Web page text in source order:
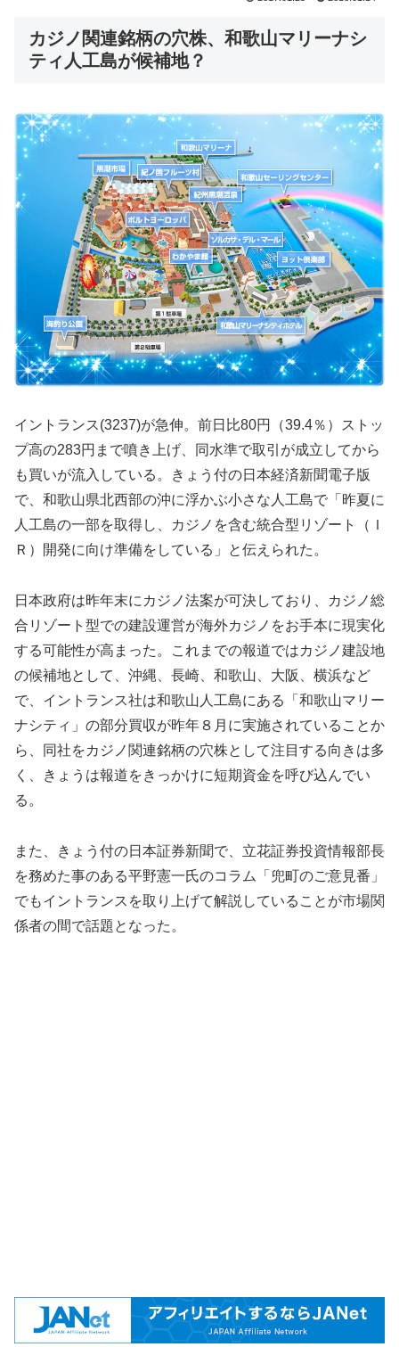
カジノ関連銘柄の穴株、和歌山マリーナシ
ティ人工島が候補地？
イントランス(3237)が急伸。前日比80円（39.4％）ストッ
プ高の283円まで噴き上げ、同水準で取引が成立してから
も買いが流入している。きょう付の日本経済新聞電子版
で、和歌山県北西部の沖に浮かぶ小さな人工島で「昨夏に
人工島の一部を取得し、カジノを含む統合型リゾート（Ｉ
Ｒ）開発に向け準備をしている」と伝えられた。
日本政府は昨年末にカジノ法案が可決しており、カジノ総
合リゾート型での建設運営が海外カジノをお手本に現実化
する可能性が高まった。これまでの報道ではカジノ建設地
の候補地として、沖縄、長崎、和歌山、大阪、横浜など
で、イントランス社は和歌山人工島にある「和歌山マリー
ナシティ」の部分買収が昨年８月に実施されていることか
ら、同社をカジノ関連銘柄の穴株として注目する向きは多
く、きょうは報道をきっかけに短期資金を呼び込んでい
る。
また、きょう付の日本証券新聞で、立花証券投資情報部長
を務めた事のある平野憲一氏のコラム「兜町のご意見番」
でもイントランスを取り上げて解説していることが市場関
係者の間で話題となった。